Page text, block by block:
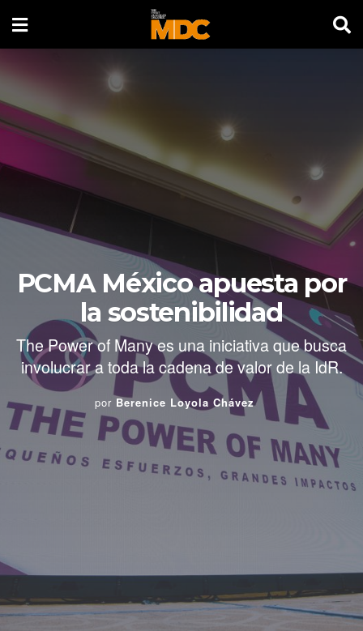
PCMA México apuesta por
la sostenibilidad
The Power of Many es una iniciativa que busca
involucrar a toda la cadena de valor de la IdR.
por Berenice Loyola Chávez